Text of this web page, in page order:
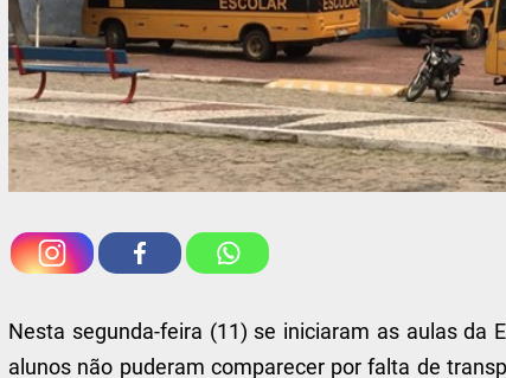
Nesta segunda-feira (11) se iniciaram as aulas da
alunos não puderam comparecer por falta de